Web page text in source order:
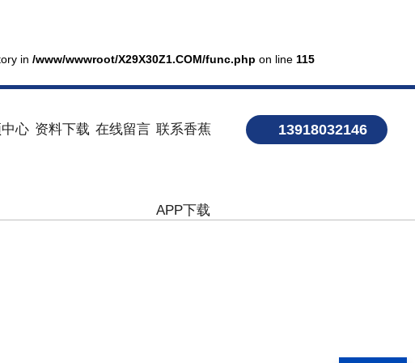
in /www/wwwroot/X29X30Z1.COM/func.php on line 115
13918032146
心 资料下载 在线留言 联系香蕉
APP下载